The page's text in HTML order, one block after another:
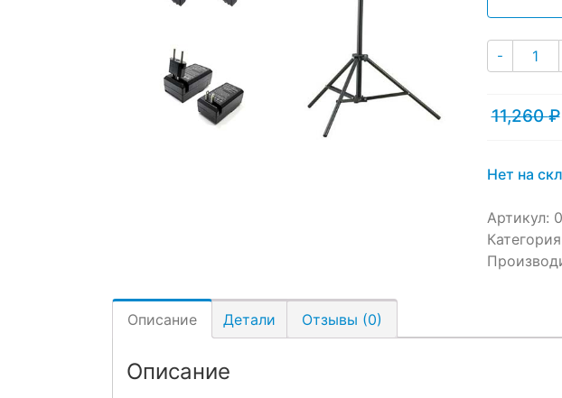
-
11,260₽
11,260 ₽.
Текущая
Нет на
Артикул:
Описание Детали Отзывы (0)
Описание